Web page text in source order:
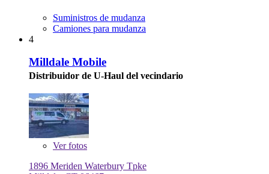
Suministros de mudanza
Camiones para mudanza
4
Milldale Mobile
Distribuidor de U-Haul del vecindario
Verfotos
1896 Meriden Waterbury Tpke